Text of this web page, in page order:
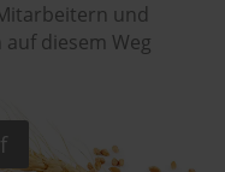
und
diesem Weg